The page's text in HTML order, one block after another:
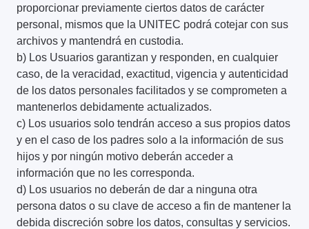
proporcionar previamente ciertos datos de carácter
personal, mismos que la UNITEC podrá cotejar con sus
archivos y mantendrá en custodia.
b) Los Usuarios garantizan y responden, en cualquier
caso, de la veracidad, exactitud, vigencia y autenticidad
de los datos personales facilitados y se comprometen a
mantenerlos debidamente actualizados.
c) Los usuarios solo tendrán acceso a sus propios datos
y en el caso de los padres solo a la información de sus
hijos y por ningún motivo deberán acceder a
información que no les corresponda.
d) Los usuarios no deberán de dar a ninguna otra
persona datos o su clave de acceso a fin de mantener la
debida discreción sobre los datos, consultas y servicios.